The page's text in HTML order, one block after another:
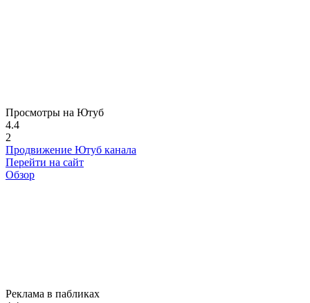
Просмотры на Ютуб
4.4
2
Продвижение Ютуб канала
Перейти на сайт
Обзор
Реклама в пабликах